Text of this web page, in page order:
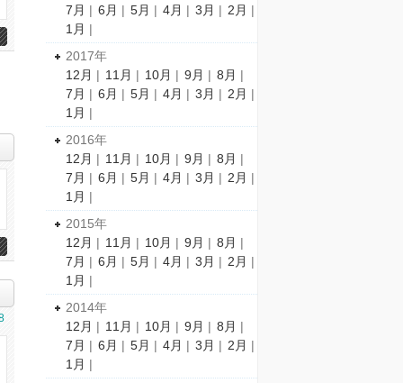
7月 | 6月 | 5月 | 4月 | 3月 | 2月 |
1月 |
2017年
12月 | 11月 | 10月 | 9月 | 8月 |
7月 | 6月 | 5月 | 4月 | 3月 | 2月 |
1月 |
2016年
12月 | 11月 | 10月 | 9月 | 8月 |
7月 | 6月 | 5月 | 4月 | 3月 | 2月 |
1月 |
2015年
12月 | 11月 | 10月 | 9月 | 8月 |
7月 | 6月 | 5月 | 4月 | 3月 | 2月 |
1月 |
2014年
12月 | 11月 | 10月 | 9月 | 8月 |
7月 | 6月 | 5月 | 4月 | 3月 | 2月 |
1月 |